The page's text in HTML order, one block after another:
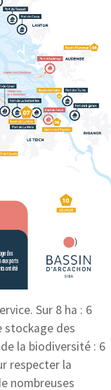
Sur 8 ha : 6
stockage des
la biodiversité : 6
respecter la
nombreuses